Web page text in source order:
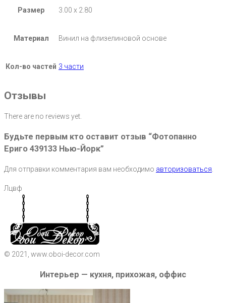
Размер 3.00 х 2.80
Материал Винил на флизелиновой основе
Кол-во частей 3 части
Отзывы
There are no reviews yet.
Будьте первым кто оставит отзыв “Фотопанно
Ериго 439133 Нью-Йорк”
Для отправки комментария вам необходимо авторизоваться.
Лцвф
© 2021, www.oboi-decor.com
Интерьер — кухня, прихожая, оффис